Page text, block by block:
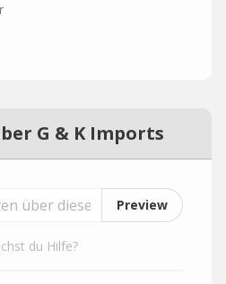
G & K Imports
Preview
du Hilfe?